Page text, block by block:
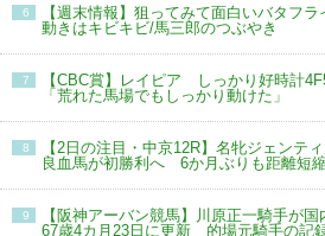
6
【週末情報】狙ってみて面白いバタフ
動きはキビキビ/馬三郎のつぶやき
7
【CBC賞】レイピア しっかり好時計
「荒れた馬場でもしっかり動けた」
8
【2日の注目・中京12R】名牝ジェンテ
良血馬が初勝利へ 6か月ぶりも距離短
9
【阪神アーバン競馬】川原正一騎手が
67歳4カ月23日に更新 的場元騎手の記